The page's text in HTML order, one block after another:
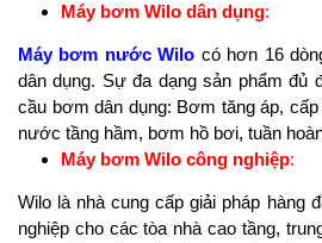
Máy bơm Wilo dân dụng:
Máy bơm nước Wilo có hơn 16
dân dụng. Sự đa dạng sản phẩm đủ
cầu bơm dân dụng: Bơm tăng áp,
nước tầng hầm, bơm hồ bơi, tuần
Máy bơm Wilo công nghiệp:
Wilo là nhà cung cấp giải pháp hàng
nghiệp cho các tòa nhà cao tầng,